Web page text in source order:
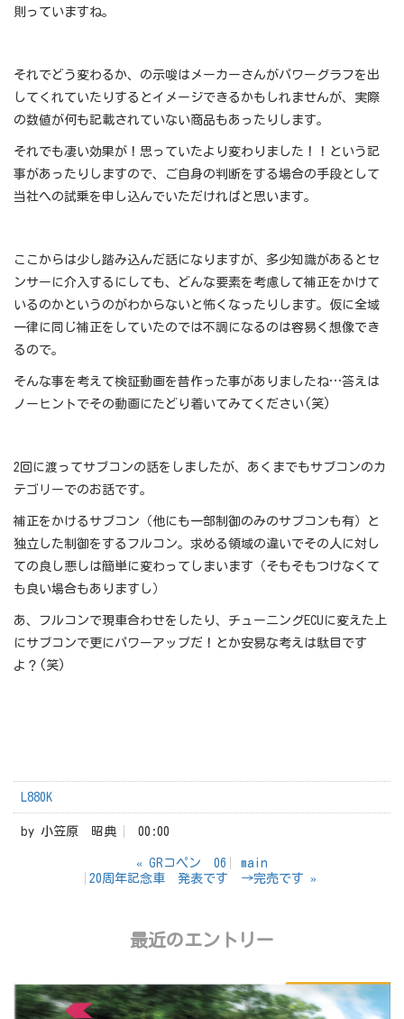
則っていますね。
それでどう変わるか、の示唆はメーカーさんがパワーグラフを出
してくれていたりするとイメージできるかもしれませんが、実際
の数値が何も記載されていない商品もあったりします。
それでも凄い効果が！思っていたより変わりました！！という記
事があったりしますので、ご自身の判断をする場合の手段として
当社への試乗を申し込んでいただければと思います。
ここからは少し踏み込んだ話になりますが、多少知識があるとセ
ンサーに介入するにしても、どんな要素を考慮して補正をかけて
いるのかというのがわからないと怖くなったりします。仮に全域
一律に同じ補正をしていたのでは不調になるのは容易く想像でき
るので。
そんな事を考えて検証動画を昔作った事がありましたね…答えは
ノーヒントでその動画にたどり着いてみてください(笑)
2回に渡ってサブコンの話をしましたが、あくまでもサブコンのカ
テゴリーでのお話です。
補正をかけるサブコン（他にも一部制御のみのサブコンも有）と
独立した制御をするフルコン。求める領域の違いでその人に対し
ての良し悪しは簡単に変わってしまいます（そもそもつけなくて
も良い場合もありますし）
あ、フルコンで現車合わせをしたり、チューニングECUに変えた上
にサブコンで更にパワーアップだ！とか安易な考えは駄目です
よ？(笑)
L880K
by 小笠原 昭典 00:00
« GRコペン 06
main
20周年記念車 発表です →完売です »
最近のエントリー